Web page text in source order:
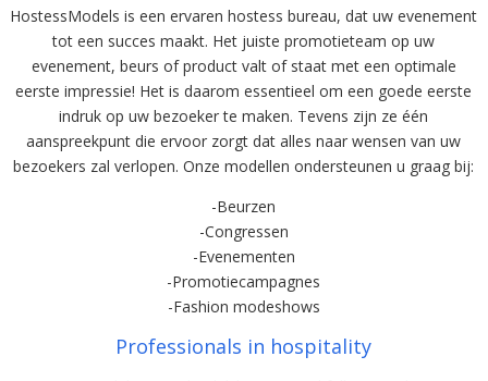
HostessModels is een ervaren hostess bureau, dat uw evenement
tot een succes maakt. Het juiste promotieteam op uw
evenement, beurs of product valt of staat met een optimale
eerste impressie! Het is daarom essentieel om een goede eerste
indruk op uw bezoeker te maken. Tevens zijn ze één
aanspreekpunt die ervoor zorgt dat alles naar wensen van uw
bezoekers zal verlopen. Onze modellen ondersteunen u graag bij:
-Beurzen
-Congressen
-Evenementen
-Promotiecampagnes
-Fashion modeshows
Professionals in hospitality